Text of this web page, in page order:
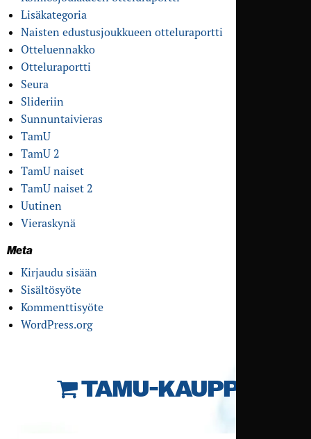
Lisäkategoria
Naisten edustusjoukkueen otteluraportti
Otteluennakko
Otteluraportti
Seura
Slideriin
Sunnuntaivieras
TamU
TamU 2
TamU naiset
TamU naiset 2
Uutinen
Vieraskynä
Meta
Kirjaudu sisään
Sisältösyöte
Kommenttisyöte
WordPress.org
TAMU-KAUPPA